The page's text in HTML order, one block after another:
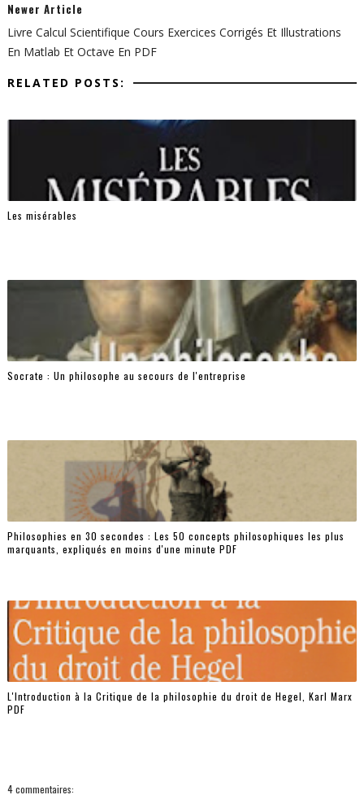
Newer Article
Livre Calcul Scientifique Cours Exercices Corrigés Et Illustrations
En Matlab Et Octave En PDF
RELATED POSTS:
Les misérables
Socrate : Un philosophe au secours de l'entreprise
Philosophies en 30 secondes : Les 50 concepts philosophiques les plus
marquants, expliqués en moins d'une minute PDF
L'Introduction à la Critique de la philosophie du droit de Hegel, Karl Marx
PDF
4 commentaires: